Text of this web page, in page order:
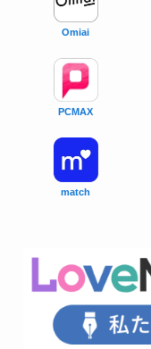
Omiai
PCMAX
match